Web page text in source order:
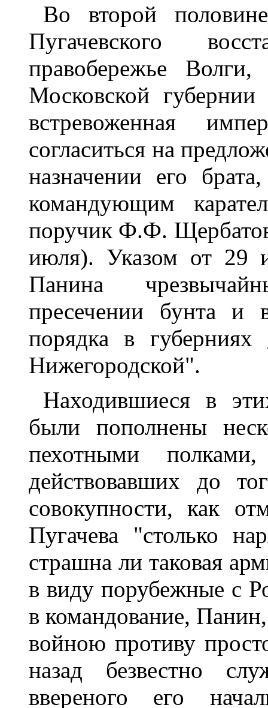
Во второй
Пугачевского
правобережье
Московской
встревоженная
согласиться на
назначении его
командующим
поручик Ф.Ф. Щербатов
июля). Указом от 29
Панина
пресечении бунта и
порядка в губерниях
Нижегородской".
Находившиеся в
были пополнены
пехотными
действовавших до
совокупности, как
Пугачева "столько
страшна ли таковая
в виду порубежные с
в командование,
войною противу
назад безвестно
ввереного его